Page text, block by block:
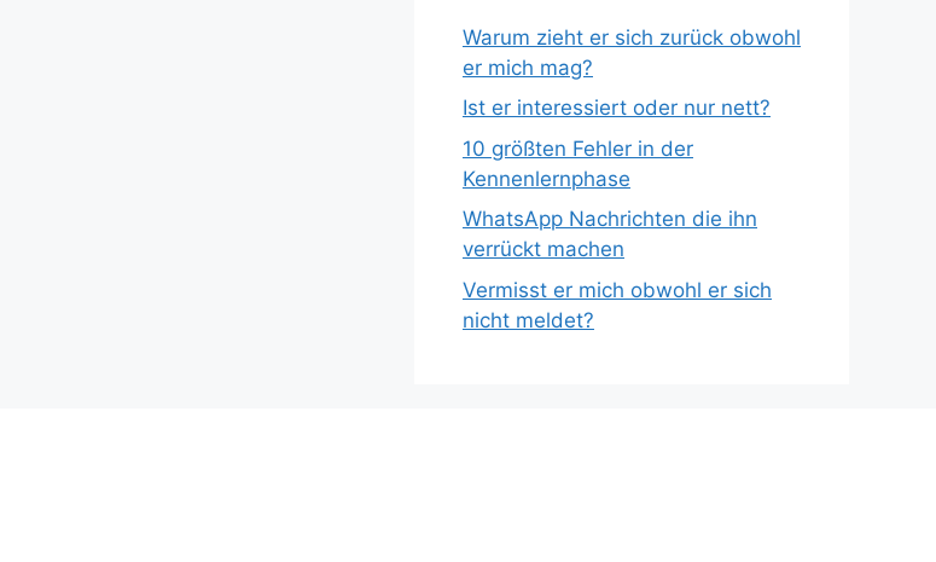
Warum zieht er sich zurück obwohl
er mich mag?
Ist er interessiert oder nur nett?
10 größten Fehler in der
Kennenlernphase
WhatsApp Nachrichten die ihn
verrückt machen
Vermisst er mich obwohl er sich
nicht meldet?